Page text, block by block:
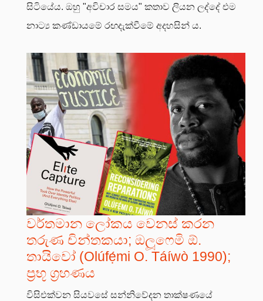
සිටියේය. ඔහු "අවිචාර සමය" කතාව ලියන ලද්දේ එම
නාට්‍ය කණ්ඩායමේ රඟදැක්වීමේ අදහසින් ය.
වර්තමාන ලෝකය වෙනස් කරන
තරුණ චින්තකයා; ඔලූෆෙමි ඕ.
තායිවෝ (Olúfẹ́mi O. Táíwò 1990);
ප්‍රභූ ග්‍රහණය
විසිඑක්වන සියවසේ සන්නිවේදන තාක්ෂණයේ